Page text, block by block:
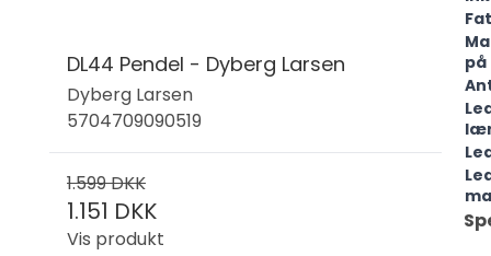
DL44 Pendel - Dyberg Larsen
Dyberg Larsen
5704709090519
1.599 DKK
1.151 DKK
Vis produkt
på